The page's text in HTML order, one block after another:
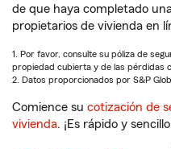
de que haya completado
propietarios de vivienda en
1. Por favor, consulte su póliza de
propiedad cubierta y de las pérdidas
2. Datos proporcionados por S&P
Comience su cotización de
vivienda. ¡Es rápido y